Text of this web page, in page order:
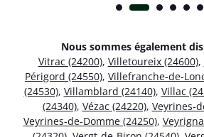
Nous sommes également
Vitrac (24200), Villetoureix (24600),
Périgord (24550), Villefranche-de-
(24530), Villamblard (24140), Villac
(24340), Vézac (24220), Veyrines-
Veyrines-de-Domme (24250),